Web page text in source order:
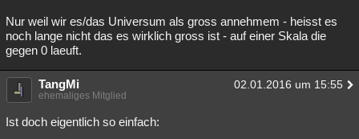
Nur weil wir es/das Universum als gross annehmem - heisst es
noch lange nicht das es wirklich gross ist - auf einer Skala die
gegen 0 laeuft.
TangMi 02.01.2016 um 15:55
ehemaliges Mitglied
Ist doch eigentlich so einfach: